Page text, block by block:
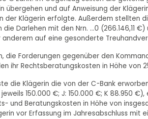
übergehen und auf Anweisung der
der Klägerin erfolgte. Außerdem stellten
Darlehen mit den Nrn. ...0 (266.146,11
auf eine gesonderte
die Forderungen gegenüber den
ihr Rechtsberatungskosten in Höhe von
die Klägerin die von der C-Bank
150.000 €; J: 150.000 €; K 88.950
und Beratungskosten in Höhe von
vor Erfassung im Jahresabschluss mit